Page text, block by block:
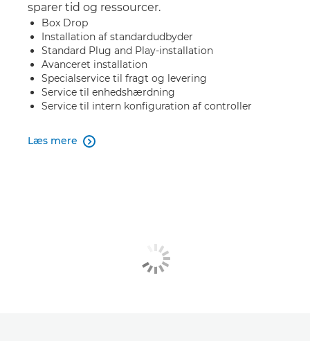
sparer tid og ressourcer.
Box Drop
Installation af standardudbyder
Standard Plug and Play-installation
Avanceret installation
Specialservice til fragt og levering
Service til enhedshærdning
Service til intern konfiguration af controller
Læs mere 